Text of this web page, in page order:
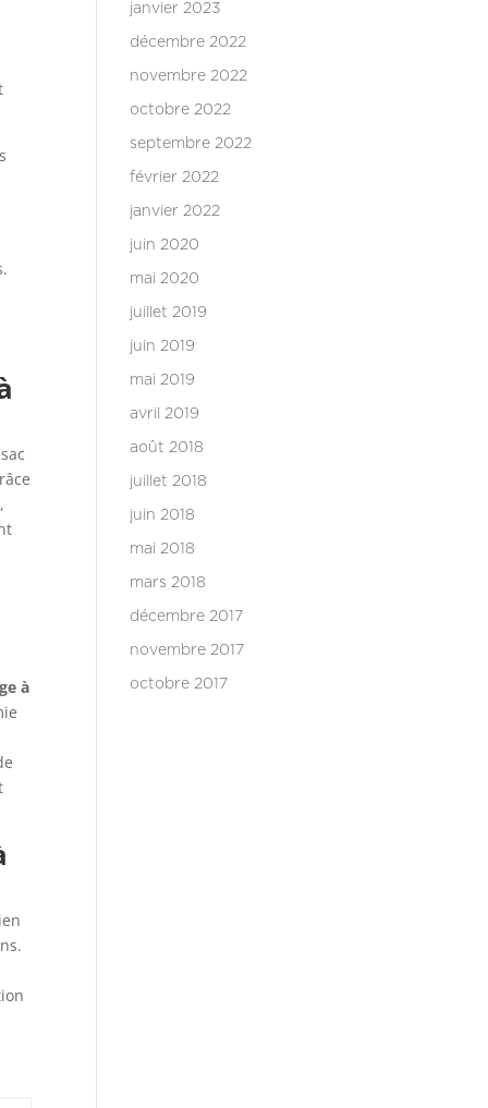
à
janvier 2023
décembre 2022
novembre 2022
octobre 2022
septembre 2022
février 2022
janvier 2022
juin 2020
mai 2020
juillet 2019
juin 2019
mai 2019
avril 2019
août 2018
juillet 2018
juin 2018
mai 2018
mars 2018
décembre 2017
novembre 2017
octobre 2017